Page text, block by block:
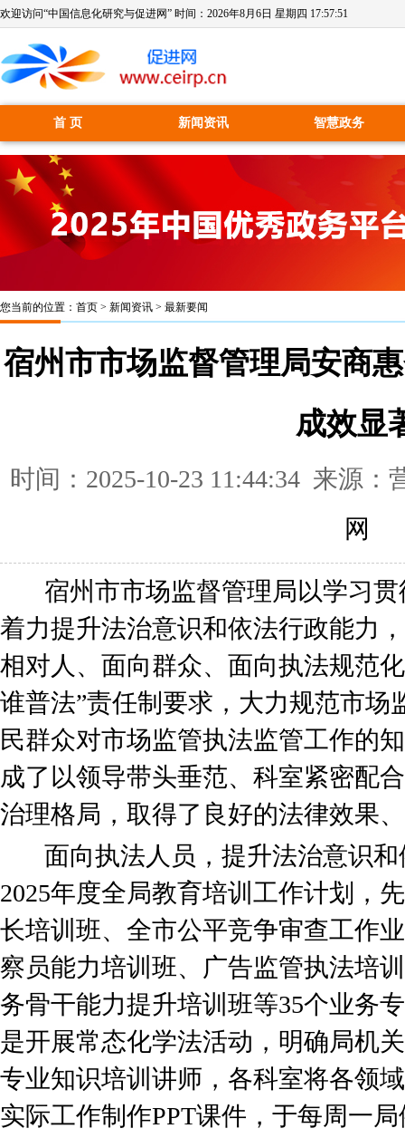
欢迎访问“中国信息化研究与促进网” 时间： 2026年8月6日 星期四 17:57:52
首 页 新闻资讯 智慧政务
您当前的位置： 首页 > 新闻资讯 > 最新要闻
宿州市市场监督管理局安商
成效显
时间：2025-10-23 11:44:34 来源
网
宿州市市场监督管理局以学习贯
着力提升法治意识和依法行政能力
相对人、面向群众、面向执法规范
谁普法”责任制要求，大力规范市场
民群众对市场监管执法监管工作的
成了以领导带头垂范、科室紧密配
治理格局，取得了良好的法律效果
面向执法人员，提升法治意识和
2025年度全局教育培训工作计划，
长培训班、全市公平竞争审查工作
察员能力培训班、广告监管执法培
务骨干能力提升培训班等35个业务
是开展常态化学法活动，明确局机
专业知识培训讲师，各科室将各领
实际工作制作PPT课件，于每周一